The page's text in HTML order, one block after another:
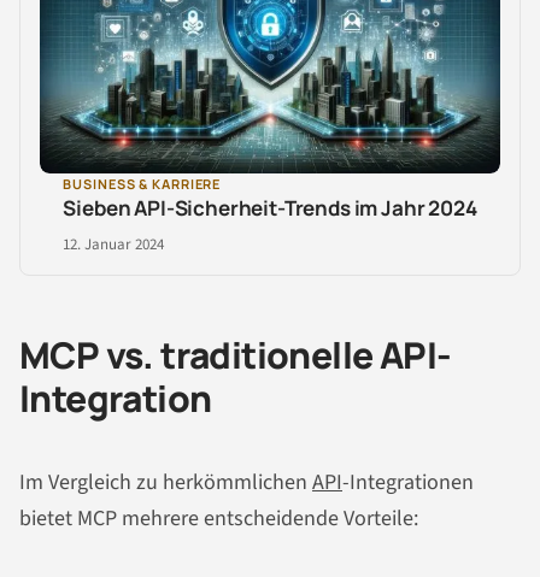
BUSINESS & KARRIERE
Sieben API-Sicherheit-Trends im Jahr 2024
12. Januar 2024
MCP vs. traditionelle API-
Integration
Im Vergleich zu herkömmlichen API-Integrationen
bietet MCP mehrere entscheidende Vorteile: